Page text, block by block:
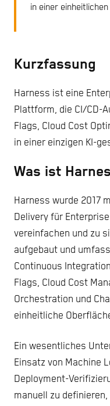
in einer
Kurzfassung
Harness ist eine
Plattform, die CI/CD-
Flags, Cloud Cost
in einer einzigen KI-
Was ist
Harness wurde 2017
Delivery für
vereinfachen und zu
aufgebaut und
Continuous
Flags, Cloud Cost
Orchestration und
einheitliche
Ein wesentliches
Einsatz von Machine
Deployment-
manuell zu